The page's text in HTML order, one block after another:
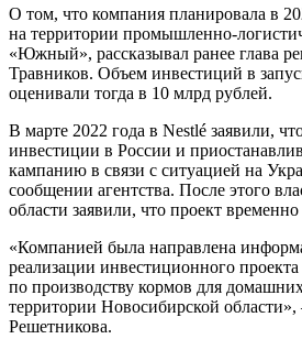
О том, что компания планировала в
на территории промышленно-
«Южный», рассказывал ранее глава
Травников. Объем инвестиций в
оценивали тогда в 10 млрд рублей.
В марте 2022 года в Nestlé заявили,
инвестиции в России и
кампанию в связи с ситуацией на
сообщении агентства. После этого
области заявили, что проект
«Компанией была направлена
реализации инвестиционного проекта
по производству кормов для
территории Новосибирской
Решетникова.